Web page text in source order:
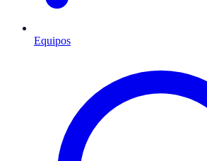
Equipos